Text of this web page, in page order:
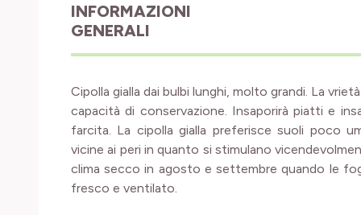
INFORMAZIONI
GENERALI
Cipolla gialla dai bulbi lunghi, molto grandi. La
capacità di conservazione. Insaporirà piatti e
farcita. La cipolla gialla preferisce suoli poco
vicine ai peri in quanto si stimulano
clima secco in agosto e settembre quando le
fresco e ventilato.